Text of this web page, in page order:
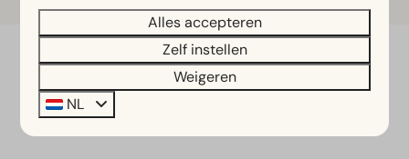
Alles accepteren
Zelf instellen
Weigeren
NL